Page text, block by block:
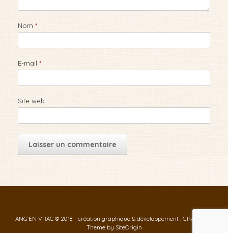
Nom *
E-mail *
Site web
ANG'EN VRAC © 2018 - création graphique & développement : GRAF-ID
Theme by SiteOrigin